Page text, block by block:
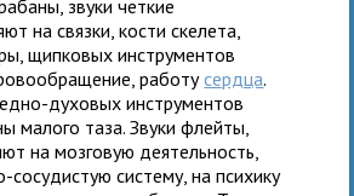
звуки четкие
на связки, кости скелета,
щипковых инструментов
работусердца.
духовых инструментов
малого таза. Звуки флейты,
на мозговую деятельность,
сосудистую систему, на психику